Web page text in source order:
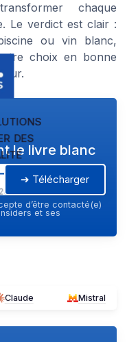
chaque
Le verdict est clair :
ou vin blanc,
choix en bonne
des
le livre blanc
➔ Télécharger
d’être contacté(e)
et ses
Claude Mistral